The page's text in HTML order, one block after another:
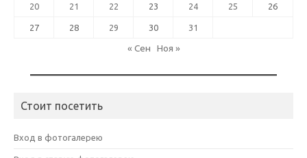
20 21 22 23 24 25 26
27 28 29 30 31
« Сен Ноя »
Стоит посетить
Вход в фотогалерею